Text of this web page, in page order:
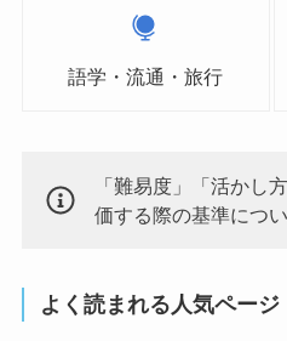
語学・流通・旅行
「難易度」「活かし
価する際の基準につ
よく読まれる人気ページ